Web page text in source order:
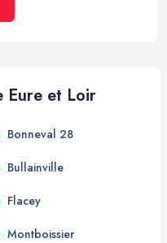
Eure et Loir
Bonneval 28
Bullainville
Flacey
Montboissier